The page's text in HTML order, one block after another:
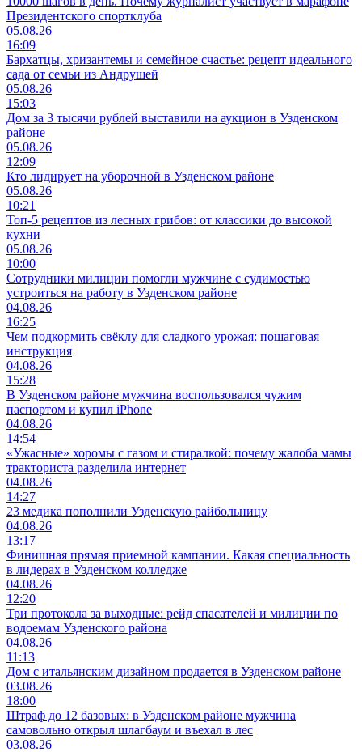
Президентского спортклуба
05.08.26
16:09
Бархатцы, хризантемы и семейное счастье: рецепт идеального
сада от семьи из Андрушей
05.08.26
15:03
Дом за 3 тысячи рублей выставили на аукцион в Узденском
районе
05.08.26
12:09
Кто лидирует на уборочной в Узденском районе
05.08.26
10:21
Топ-5 рецептов из лесных грибов: от классики до высокой
кухни
05.08.26
10:00
Сотрудники милиции помогли мужчине с судимостью
устроиться на работу в Узденском районе
04.08.26
16:25
Чем подкормить свёклу для сладкого урожая: пошаговая
инструкция
04.08.26
15:28
В Узденском районе мужчина воспользовался чужим
паспортом и купил iPhone
04.08.26
14:54
«Ужасные» хоромы с газом и стиралкой: почему жалоба мамы
тракториста разделила интернет
04.08.26
14:27
23 медика пополнили Узденскую райбольницу
04.08.26
13:17
Финишная прямая приемной кампании. Какая специальность
в лидерах в Узденском колледже
04.08.26
12:20
Три протокола за выходные: рейд спасателей и милиции по
водоемам Узденского района
04.08.26
11:13
Дом с итальянским дизайном продается в Узденском районе
03.08.26
18:00
Штраф до 12 базовых: в Узденском районе мужчина
самовольно открыл шлагбаум и въехал в лес
03.08.26